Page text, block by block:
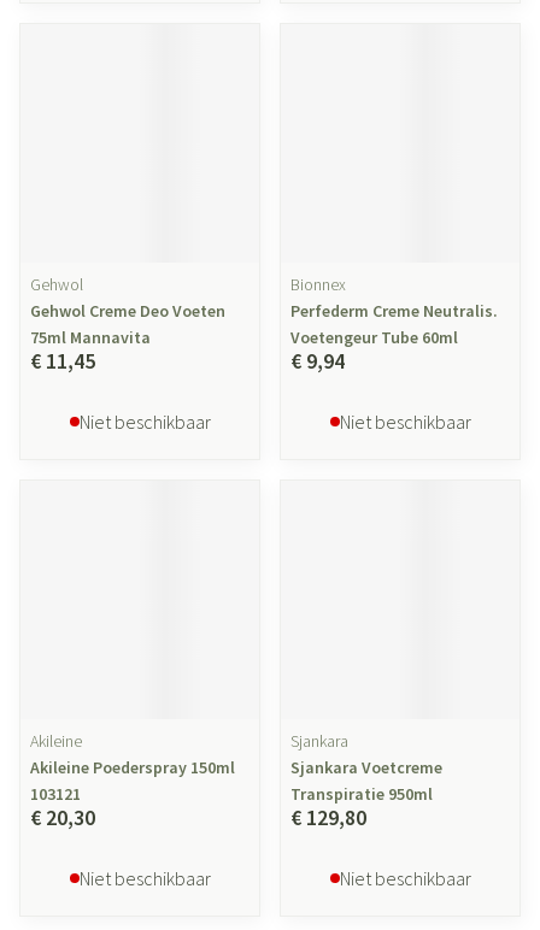
Gehwol
Gehwol Creme Deo Voeten
75ml Mannavita
€ 11,45
Niet beschikbaar
Bionnex
Perfederm Creme Neutralis.
Voetengeur Tube 60ml
€ 9,94
Niet beschikbaar
Akileine
Akileine Poederspray 150ml
103121
€ 20,30
Niet beschikbaar
Sjankara
Sjankara Voetcreme
Transpiratie 950ml
€ 129,80
Niet beschikbaar